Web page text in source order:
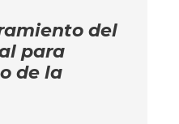
del
para
de la